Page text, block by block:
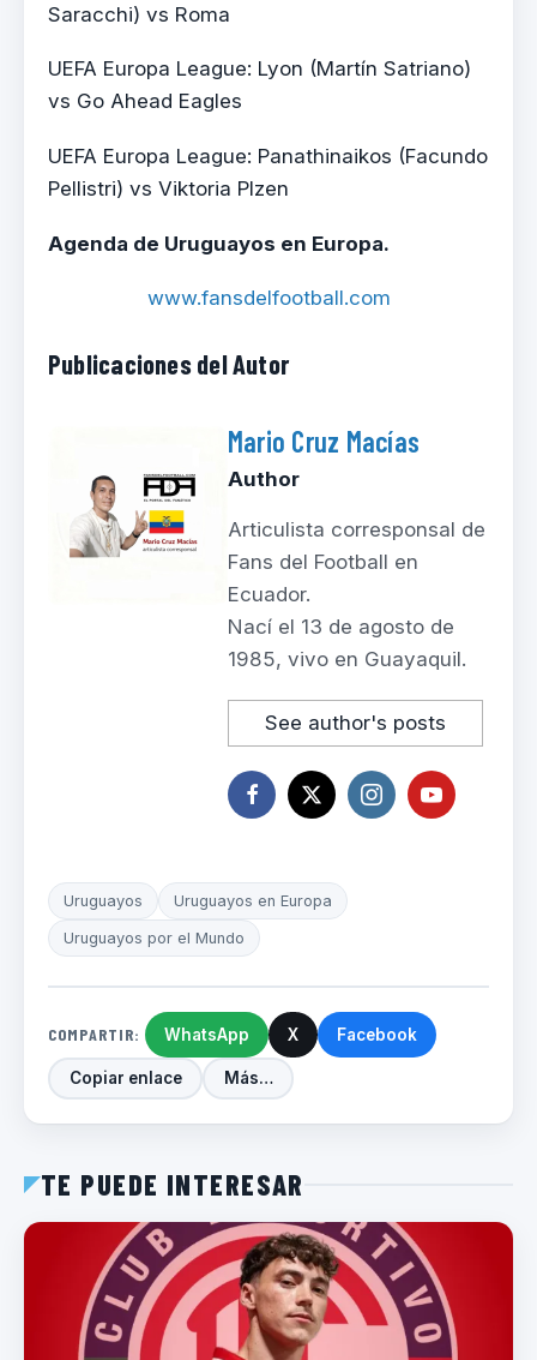
Saracchi) vs Roma
UEFA Europa League: Lyon (Martín Satriano)
vs Go Ahead Eagles
UEFA Europa League: Panathinaikos (Facundo
Pellistri) vs Viktoria Plzen
Agenda de Uruguayos en Europa.
www.fansdelfootball.com
Publicaciones del Autor
Mario Cruz Macías
Author
Articulista corresponsal de
Fans del Football en
Ecuador.
Nací el 13 de agosto de
1985, vivo en Guayaquil.
See author's posts
Uruguayos Uruguayos en Europa
Uruguayos por el Mundo
COMPARTIR: WhatsApp X Facebook
Copiar enlace Más…
TE PUEDE INTERESAR